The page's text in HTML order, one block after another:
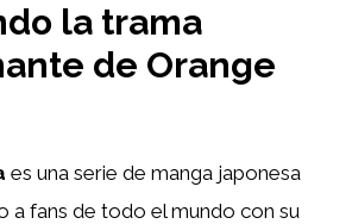
la trama
de Orange
es una serie de manga japonesa
a fans de todo el mundo con su